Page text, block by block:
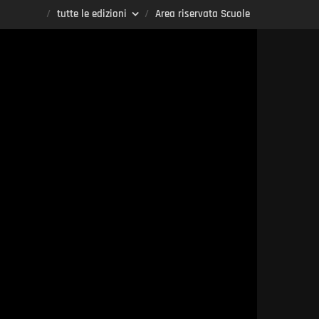
tutte le edizioni Area riservata Scuole